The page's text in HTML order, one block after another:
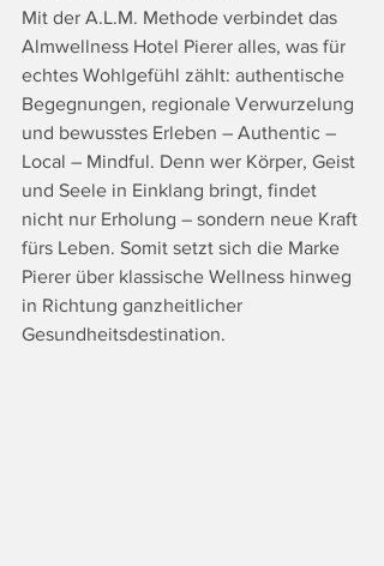
Mit der A.L.M. Methode verbindet das
Almwellness Hotel Pierer alles, was für
echtes Wohlgefühl zählt: authentische
Begegnungen, regionale Verwurzelung
und bewusstes Erleben – Authentic –
Local – Mindful. Denn wer Körper, Geist
und Seele in Einklang bringt, findet
nicht nur Erholung – sondern neue Kraft
fürs Leben. Somit setzt sich die Marke
Pierer über klassische Wellness hinweg
in Richtung ganzheitlicher
Gesundheitsdestination.